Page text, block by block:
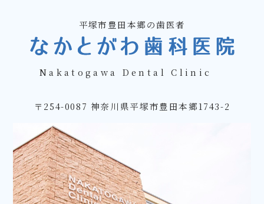
平塚市豊田本郷の歯医者
Nakatogawa Dental Clinic
〒254-0087 神奈川県平塚市豊田本郷1743-2